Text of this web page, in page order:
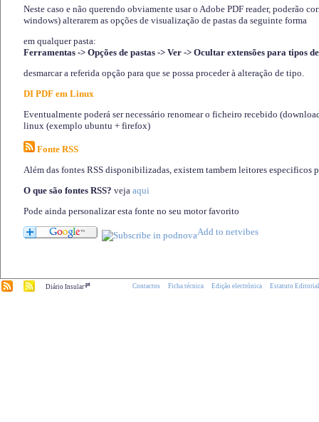
Neste caso e não querendo obviamente usar o Adobe PDF reader, poderão
windows) alterarem as opções de visualização de pastas da seguinte forma
em qualquer pasta:
Ferramentas -> Opções de pastas -> Ver -> Ocultar extensões para tipos
desmarcar a referida opção para que se possa proceder à alteração de tipo.
DI PDF em Linux
Eventualmente poderá ser necessário renomear o ficheiro recebido
linux (exemplo ubuntu + firefox)
Fonte RSS
Além das fontes RSS disponibilizadas, existem tambem leitores especificos
O que são fontes RSS? veja aqui
Pode ainda personalizar esta fonte no seu motor favorito
Diário Insular.pt Contactos Ficha técnica Edição electrónica Estatuto Editorial